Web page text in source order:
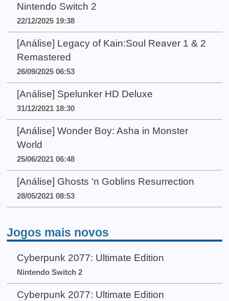
Nintendo Switch 2
22/12/2025 19:38
[Análise] Legacy of Kain:Soul Reaver 1 & 2
Remastered
26/09/2025 06:53
[Análise] Spelunker HD Deluxe
31/12/2021 18:30
[Análise] Wonder Boy: Asha in Monster
World
25/06/2021 06:48
[Análise] Ghosts 'n Goblins Resurrection
28/05/2021 08:53
Jogos mais novos
Cyberpunk 2077: Ultimate Edition
Nintendo Switch 2
Cyberpunk 2077: Ultimate Edition